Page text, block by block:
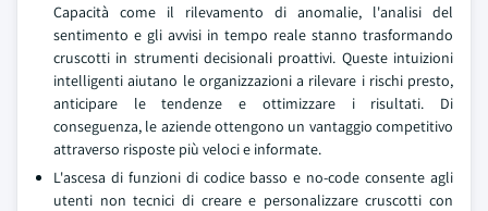
Capacità come il rilevamento di anomalie, l'analisi del
sentimento e gli avvisi in tempo reale stanno trasformando
cruscotti in strumenti decisionali proattivi. Queste intuizioni
intelligenti aiutano le organizzazioni a rilevare i rischi presto,
anticipare le tendenze e ottimizzare i risultati. Di
conseguenza, le aziende ottengono un vantaggio competitivo
attraverso risposte più veloci e informate.
L'ascesa di funzioni di codice basso e no-code consente agli
utenti non tecnici di creare e personalizzare cruscotti con